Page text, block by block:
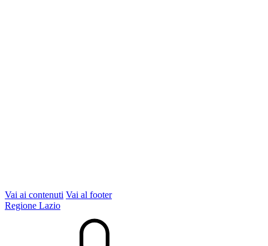
Vai ai contenuti Vai al footer
Regione Lazio